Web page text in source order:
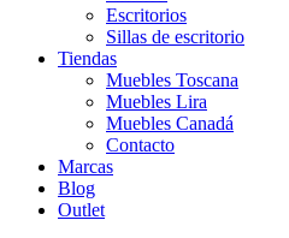
Escritorios
Sillas de escritorio
Tiendas
Muebles Toscana
Muebles Lira
Muebles Canadá
Contacto
Marcas
Blog
Outlet